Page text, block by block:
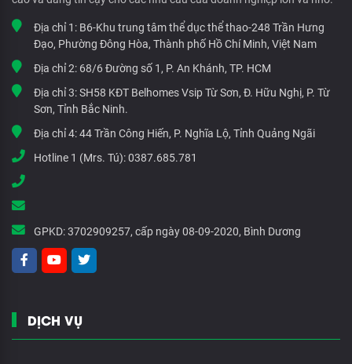
Địa chỉ 1: B6-Khu trung tâm thể dục thể thao-248 Trần Hưng
Đạo, Phường Đông Hòa, Thành phố Hồ Chí Minh, Việt Nam
Địa chỉ 2: 68/6 Đường số 1, P. An Khánh, TP. HCM
Địa chỉ 3:SH58 KĐT Belhomes Vsip Từ Sơn, Đ. Hữu Nghị, P. Từ
Sơn, Tỉnh Bắc Ninh.
Địa chỉ 4:44 Trần Công Hiến, P. Nghĩa Lộ, Tỉnh Quảng Ngãi
Hotline 1 (Mrs. Tú):0387.685.781
GPKD:3702909257, cấp ngày 08-09-2020, Bình Dương
DỊCH VỤ